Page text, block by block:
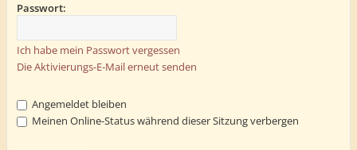
Passwort:
Ich habe mein Passwort vergessen
Die Aktivierungs-E-Mail erneut senden
Angemeldet bleiben
Meinen Online-Status während dieser Sitzung verbergen